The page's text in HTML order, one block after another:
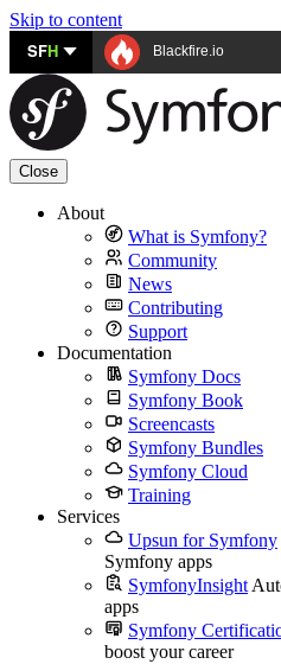
Skip to content
SFH Blackfire.io
Close
About
What is Symfony?
Community
News
Contributing
Support
Documentation
Symfony Docs
Symfony Book
Screencasts
Symfony Bundles
Symfony Cloud
Training
Services
Upsun for Symfony
Symfony apps
SymfonyInsight
apps
Symfony
boost your career